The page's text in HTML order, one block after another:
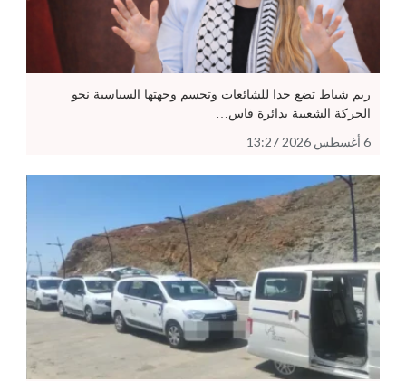
ريم شباط تضع حدا للشائعات وتحسم وجهتها السياسية نحو
الحركة الشعبية بدائرة فاس…
6 أغسطس 2026 13:27